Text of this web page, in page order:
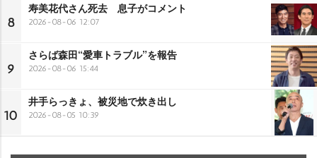
8
寿美花代さん死去 息子がコメント
2026-08-06 12:07
9
さらば森田“愛車トラブル”を報告
2026-08-06 15:44
10
井手らっきょ、被災地で炊き出し
2026-08-05 10:39